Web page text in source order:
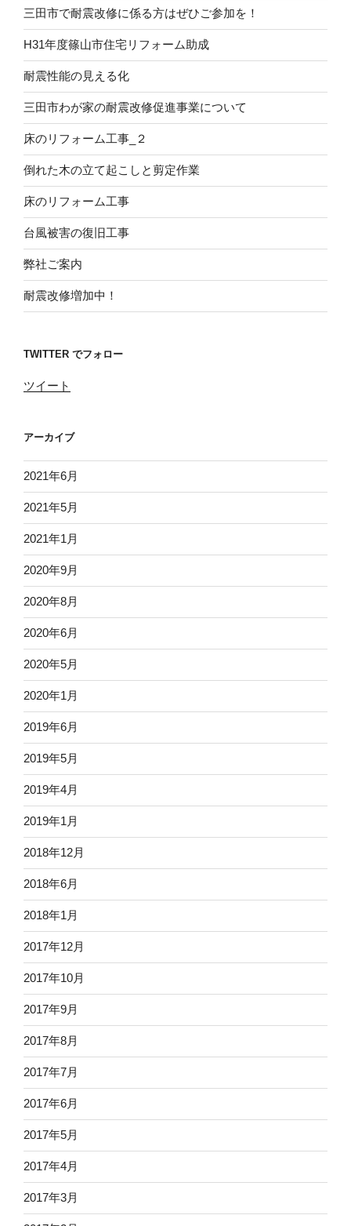
三田市で耐震改修に係る方はぜひご参加を！
H31年度篠山市住宅リフォーム助成
耐震性能の見える化
三田市わが家の耐震改修促進事業について
床のリフォーム工事_２
倒れた木の立て起こしと剪定作業
床のリフォーム工事
台風被害の復旧工事
弊社ご案内
耐震改修増加中！
TWITTER でフォロー
ツイート
アーカイブ
2021年6月
2021年5月
2021年1月
2020年9月
2020年8月
2020年6月
2020年5月
2020年1月
2019年6月
2019年5月
2019年4月
2019年1月
2018年12月
2018年6月
2018年1月
2017年12月
2017年10月
2017年9月
2017年8月
2017年7月
2017年6月
2017年5月
2017年4月
2017年3月